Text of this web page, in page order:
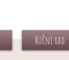
Ručni rad